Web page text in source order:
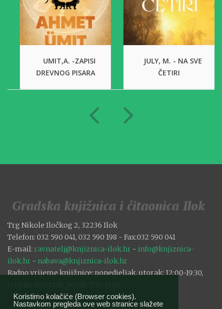
Koristimo kolačiće (Browser cookies).
Nastavkom pregleda ove web stranice slažete
UMIT,A. -ZAPISI
DREVNOG PISARA
JULY, M. - NA SVE
ČETIRI
Trg Nikole Iločkog 2, 32236 Ilok
Telefon: 032 590 041, 032 590 198 - Fax:032 590 041
E-mail: ravnatelj@knjiznica-ilok.hr - info@knjiznica-
ilok.hr - nabava@knjiznica-ilok.hr
Radno vrijeme knjižnice: ponedjeljak, utorak: 12:00-19:30,